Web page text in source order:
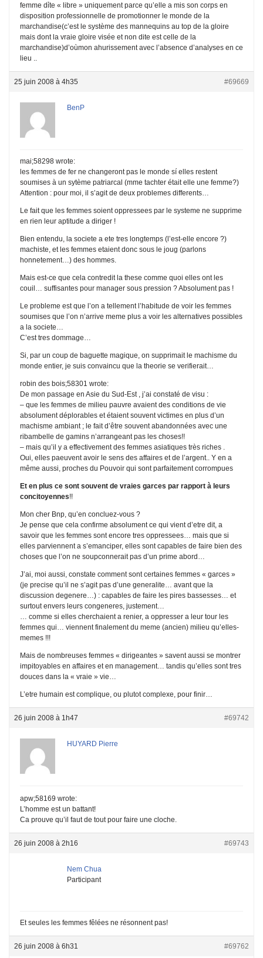
femme dỉte « libre » uniquement parce qu’elle a mis son corps en
disposition professionnelle de promotionner le monde de la
marchandise(c’est le système des mannequins au top de la gloire
mais dont la vraie gloire visée et non dite est celle de la
marchandise)d’oùmon ahurissement avec l’absence d’analyses en ce
lieu ..
25 juin 2008 à 4h35 #69669
BenP
mai;58298 wrote:
les femmes de fer ne changeront pas le monde sí elles restent
soumises à un sytème patriarcal (mme tachter était elle une femme?)
Attention : pour moi, il s’agit de deux problemes differents…
Le fait que les femmes soient oppressees par le systeme ne supprime
en rien leur aptitude a diriger !
Bien entendu, la societe a ete tres longtemps (l’est-elle encore ?)
machiste, et les femmes etaient donc sous le joug (parlons
honnetement…) des hommes.
Mais est-ce que cela contredit la these comme quoi elles ont les
couil… suffisantes pour manager sous pression ? Absolument pas !
Le probleme est que l’on a tellement l’habitude de voir les femmes
soumises que l’on n’arrive meme plus a voir les alternatives possibles
a la societe…
C’est tres dommage…
Si, par un coup de baguette magique, on supprimait le machisme du
monde entier, je suis convaincu que la theorie se verifierait…
robin des bois;58301 wrote:
De mon passage en Asie du Sud-Est , j’ai constaté de visu :
– que les femmes de milieu pauvre avaient des conditions de vie
absolument déplorables et étaient souvent victimes en plus d’un
machisme ambiant ; le fait d’être souvent abandonnées avec une
ribambelle de gamins n’arrangeant pas les choses!!
– mais qu’il y a effectivement des femmes asiatiques très riches .
Oui, elles paeuvent avoir le sens des affaires et de l’argent.. Y en a
même aussi, proches du Pouvoir qui sont parfaitement corrompues
Et en plus ce sont souvent de vraies garces par rapport à leurs
concitoyennes!!
Mon cher Bnp, qu’en concluez-vous ?
Je pense que cela confirme absolument ce qui vient d’etre dit, a
savoir que les femmes sont encore tres oppressees… mais que si
elles parviennent a s’emanciper, elles sont capables de faire bien des
choses que l’on ne soupconnerait pas d’un prime abord…
J’ai, moi aussi, constate comment sont certaines femmes « garces »
(je precise qu’il ne s’agit pas d’une generalite… avant que la
discussion degenere…) : capables de faire les pires bassesses… et
surtout envers leurs congeneres, justement…
… comme si elles cherchaient a renier, a oppresser a leur tour les
femmes qui… viennent finalement du meme (ancien) milieu qu’elles-
memes !!!
Mais de nombreuses femmes « dirigeantes » savent aussi se montrer
impitoyables en affaires et en management… tandis qu’elles sont tres
douces dans la « vraie » vie…
L’etre humain est complique, ou plutot complexe, pour finir…
26 juin 2008 à 1h47 #69742
HUYARD Pierre
apw;58169 wrote:
L’homme est un battant!
Ca prouve qu’il faut de tout pour faire une cloche.
26 juin 2008 à 2h16 #69743
Nem Chua
Participant
Et seules les femmes fêlées ne résonnent pas!
26 juin 2008 à 6h31 #69762